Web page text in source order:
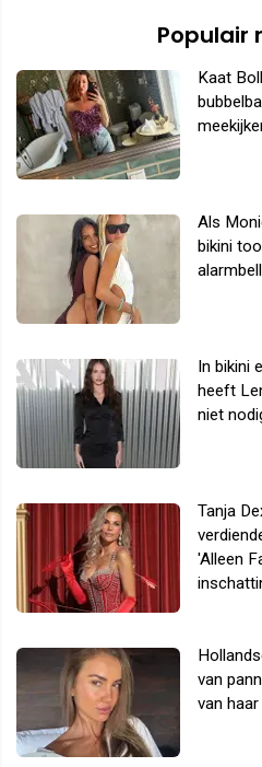
Populair
Kaat
Als
bikini
In bikini
heeft
niet
Tanja
'Alleen
van
van